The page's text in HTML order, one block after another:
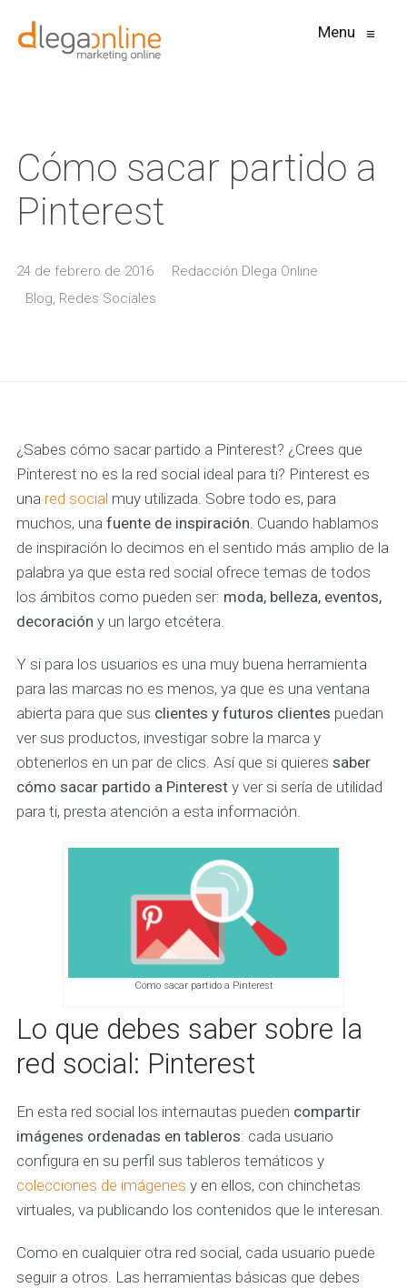
Menu ≡
Cómo sacar partido a
Pinterest
24 de febrero de 2016
Redacción Dlega Online
Blog, Redes Sociales
¿Sabes cómo sacar partido a Pinterest? ¿Crees que
Pinterest no es la red social ideal para ti? Pinterest es
una red social muy utilizada. Sobre todo es, para
muchos, una fuente de inspiración. Cuando hablamos
de inspiración lo decimos en el sentido más amplio de la
palabra ya que esta red social ofrece temas de todos
los ámbitos como pueden ser: moda, belleza, eventos,
decoración y un largo etcétera.
Y si para los usuarios es una muy buena herramienta
para las marcas no es menos, ya que es una ventana
abierta para que sus clientes y futuros clientes puedan
ver sus productos, investigar sobre la marca y
obtenerlos en un par de clics. Así que si quieres saber
cómo sacar partido a Pinteresty ver si sería de utilidad
para ti, presta atención a esta información.
Cómo sacar partido a Pinterest
Lo que debes saber sobre la
red social: Pinterest
En esta red social los internautas pueden compartir
imágenes ordenadas en tableros: cada usuario
configura en su perfil sus tableros temáticos y
colecciones de imágenes y en ellos, con chinchetas
virtuales, va publicando los contenidos que le interesan.
Como en cualquier otra red social, cada usuario puede
seguir a otros. Las herramientas básicas que debes